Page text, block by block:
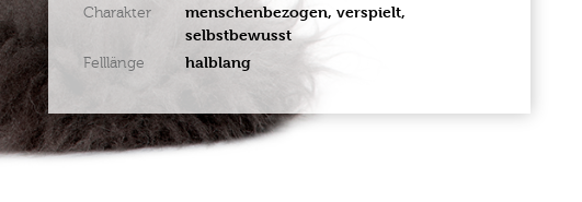
Charakter
menschenbezogen, verspielt,
selbstbewusst
Felllänge halblang